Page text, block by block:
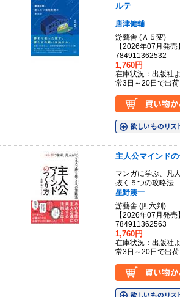
ルテ
唐津健輔
游藝舎 (Ａ５変)
【2026年07月発
784911362532
1,760円
在庫状況：出版社
常3日～20日で出荷
主人公マインド
マンガに学ぶ、凡
抜く５つの攻略法
星野湊一
游藝舎 (四六判)
【2026年07月発
784911362563
1,760円
在庫状況：出版社
常3日～20日で出荷